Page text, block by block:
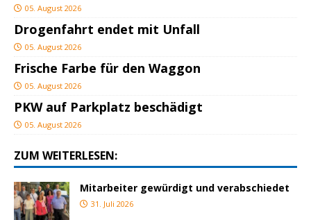
05. August 2026
Drogenfahrt endet mit Unfall
05. August 2026
Frische Farbe für den Waggon
05. August 2026
PKW auf Parkplatz beschädigt
05. August 2026
ZUM WEITERLESEN:
Mitarbeiter gewürdigt und verabschiedet
31. Juli 2026